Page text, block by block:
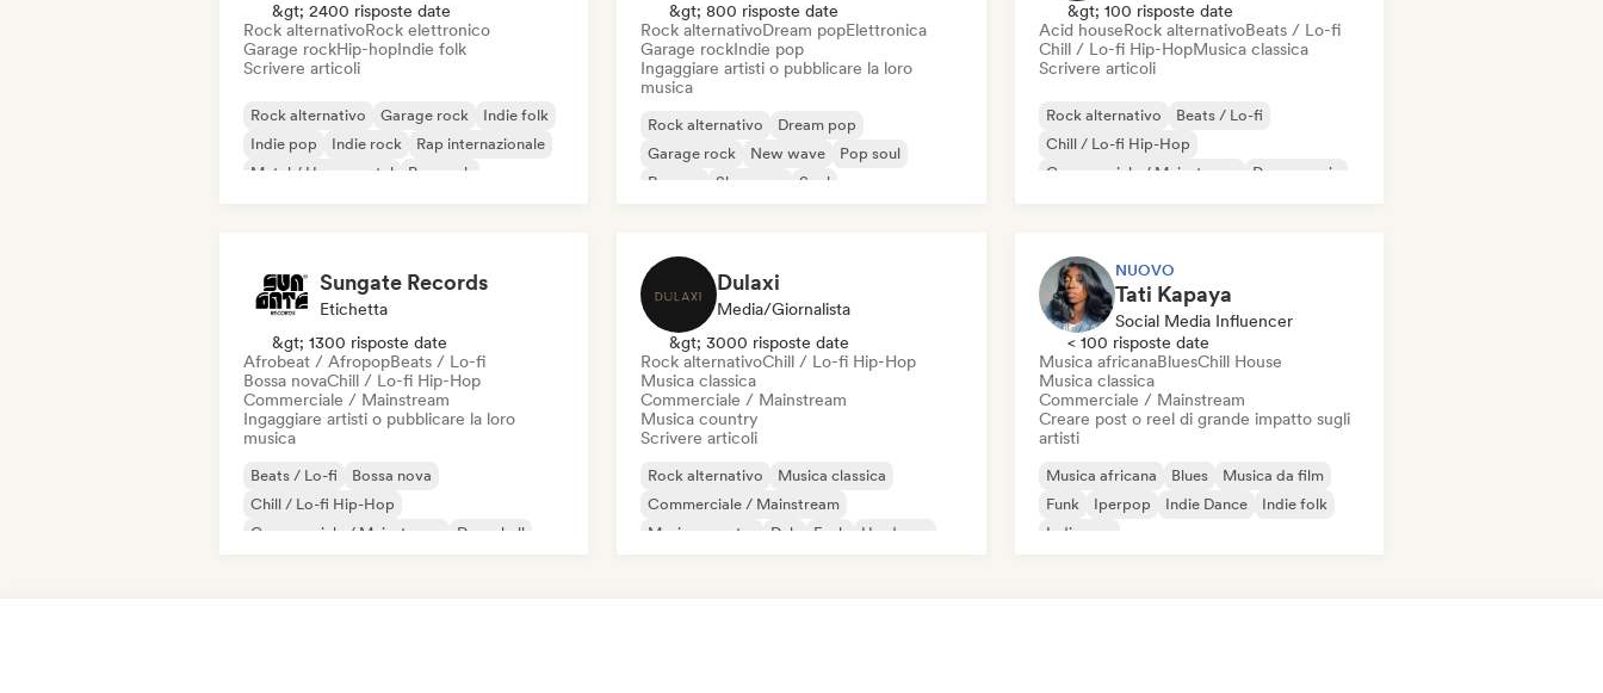
&gt; 2400 risposte date
Rock alternativoRock elettronico
Garage rockHip-hopIndie folk
Scrivere articoli
Rock alternativo Garage rock
Indie folk
Indie pop
Indie rock
Rap internazionale
Metal / Heavy metal
Pop rock
&gt; 800 risposte date
Rock alternativoDream popElettronica
Garage rockIndie pop
Ingaggiare artisti o pubblicare la loro
musica
Rock alternativo
Dream pop
Garage rock
New wave
Pop soul
Reggae
Shoegaze Soul
&gt; 100 risposte date
Acid houseRock alternativoBeats / Lo-fi
Chill / Lo-fi Hip-HopMusica classica
Scrivere articoli
Rock alternativo
Beats / Lo-fi
Chill / Lo-fi Hip-Hop
Commerciale / Mainstream
Dance music
Sungate Records
Etichetta
&gt; 1300 risposte date
Afrobeat / AfropopBeats / Lo-fi
Bossa novaChill / Lo-fi Hip-Hop
Commerciale / Mainstream
Ingaggiare artisti o pubblicare la loro
musica
Beats / Lo-fi
Bossa nova
Chill / Lo-fi Hip-Hop
Commerciale / Mainstream
Dancehall
Dulaxi
Media/Giornalista
&gt; 3000 risposte date
Rock alternativoChill / Lo-fi Hip-Hop
Musica classica
Commerciale / Mainstream
Musica country
Scrivere articoli
Rock alternativo
Musica classica
Commerciale / Mainstream
Musica country
Dub Funk
Hardcore
NUOVO
Tati Kapaya
Social Media Influencer
< 100 risposte date
Musica africanaBluesChill House
Musica classica
Commerciale / Mainstream
Creare post o reel di grande impatto sugli
artisti
Musica africana Blues
Musica da film
Funk
Iperpop Indie Dance
Indie folk
Indie pop